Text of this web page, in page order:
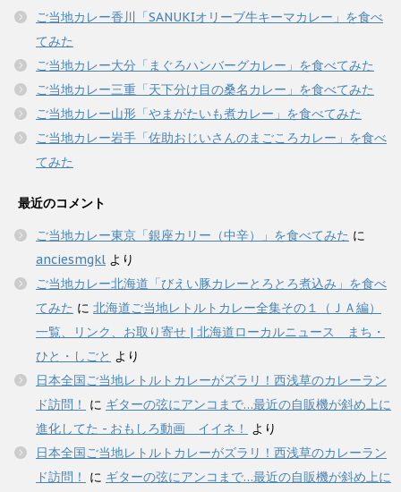
ご当地カレー香川「SANUKIオリーブ牛キーマカレー」を食べ
てみた
ご当地カレー大分「まぐろハンバーグカレー」を食べてみた
ご当地カレー三重「天下分け目の桑名カレー」を食べてみた
ご当地カレー山形「やまがたいも煮カレー」を食べてみた
ご当地カレー岩手「佐助おじいさんのまごころカレー」を食べ
てみた
最近のコメント
ご当地カレー東京「銀座カリー（中辛）」を食べてみた に
anciesmgkl より
ご当地カレー北海道「びえい豚カレーとろとろ煮込み」を食べ
てみた に 北海道ご当地レトルトカレー全集その１（ＪＡ編）
一覧、リンク、お取り寄せ | 北海道ローカルニュース まち・
ひと・しごと より
日本全国ご当地レトルトカレーがズラリ！西浅草のカレーラン
ド訪問！
に ギターの弦にアンコまで…最近の自販機が斜め上に
進化してた - おもしろ動画 イイネ！
より
日本全国ご当地レトルトカレーがズラリ！西浅草のカレーラン
ド訪問！
に ギターの弦にアンコまで…最近の自販機が斜め上に